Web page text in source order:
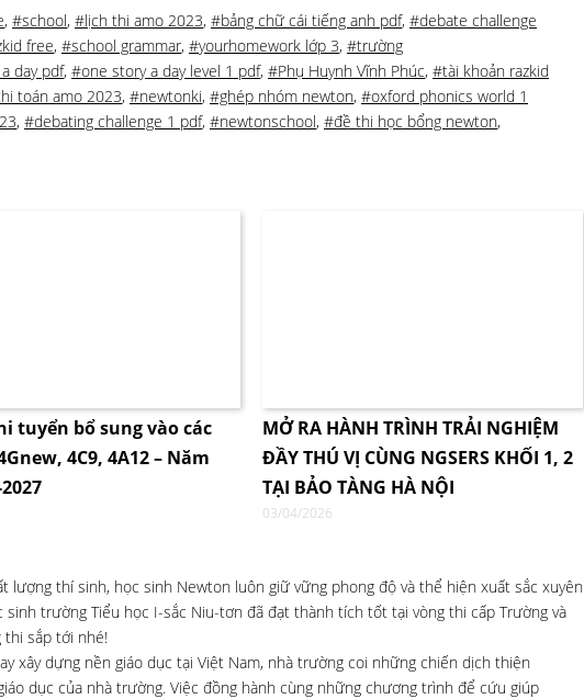
, #school, #lịch thi amo 2023, #bảng chữ cái tiếng anh pdf, #debate challenge
free, #school grammar, #yourhomework lớp 3, #trường
day pdf, #one story a day level 1 pdf, #Phụ Huynh Vĩnh Phúc, #tài khoản razkid
toán amo 2023, #newtonki, #ghép nhóm newton, #oxford phonics world 1
, #debating challenge 1 pdf, #newtonschool, #đề thi học bổng newton,
tuyển bổ sung vào các
4C9, 4A12 – Năm
MỞ RA HÀNH TRÌNH TRẢI NGHIỆM
ĐẦY THÚ VỊ CÙNG NGSERS KHỐI 1, 2
TẠI BẢO TÀNG HÀ NỘI
03/04/2026
lượng thí sinh, học sinh Newton luôn giữ vững phong độ và thể hiện xuất sắc xuyên
trường Tiểu học I-sắc Niu-tơn đã đạt thành tích tốt tại vòng thi cấp Trường và
thi sắp tới nhé!
xây dựng nền giáo dục tại Việt Nam, nhà trường coi những chiến dịch thiện
dục của nhà trường. Việc đồng hành cùng những chương trình để cứu giúp